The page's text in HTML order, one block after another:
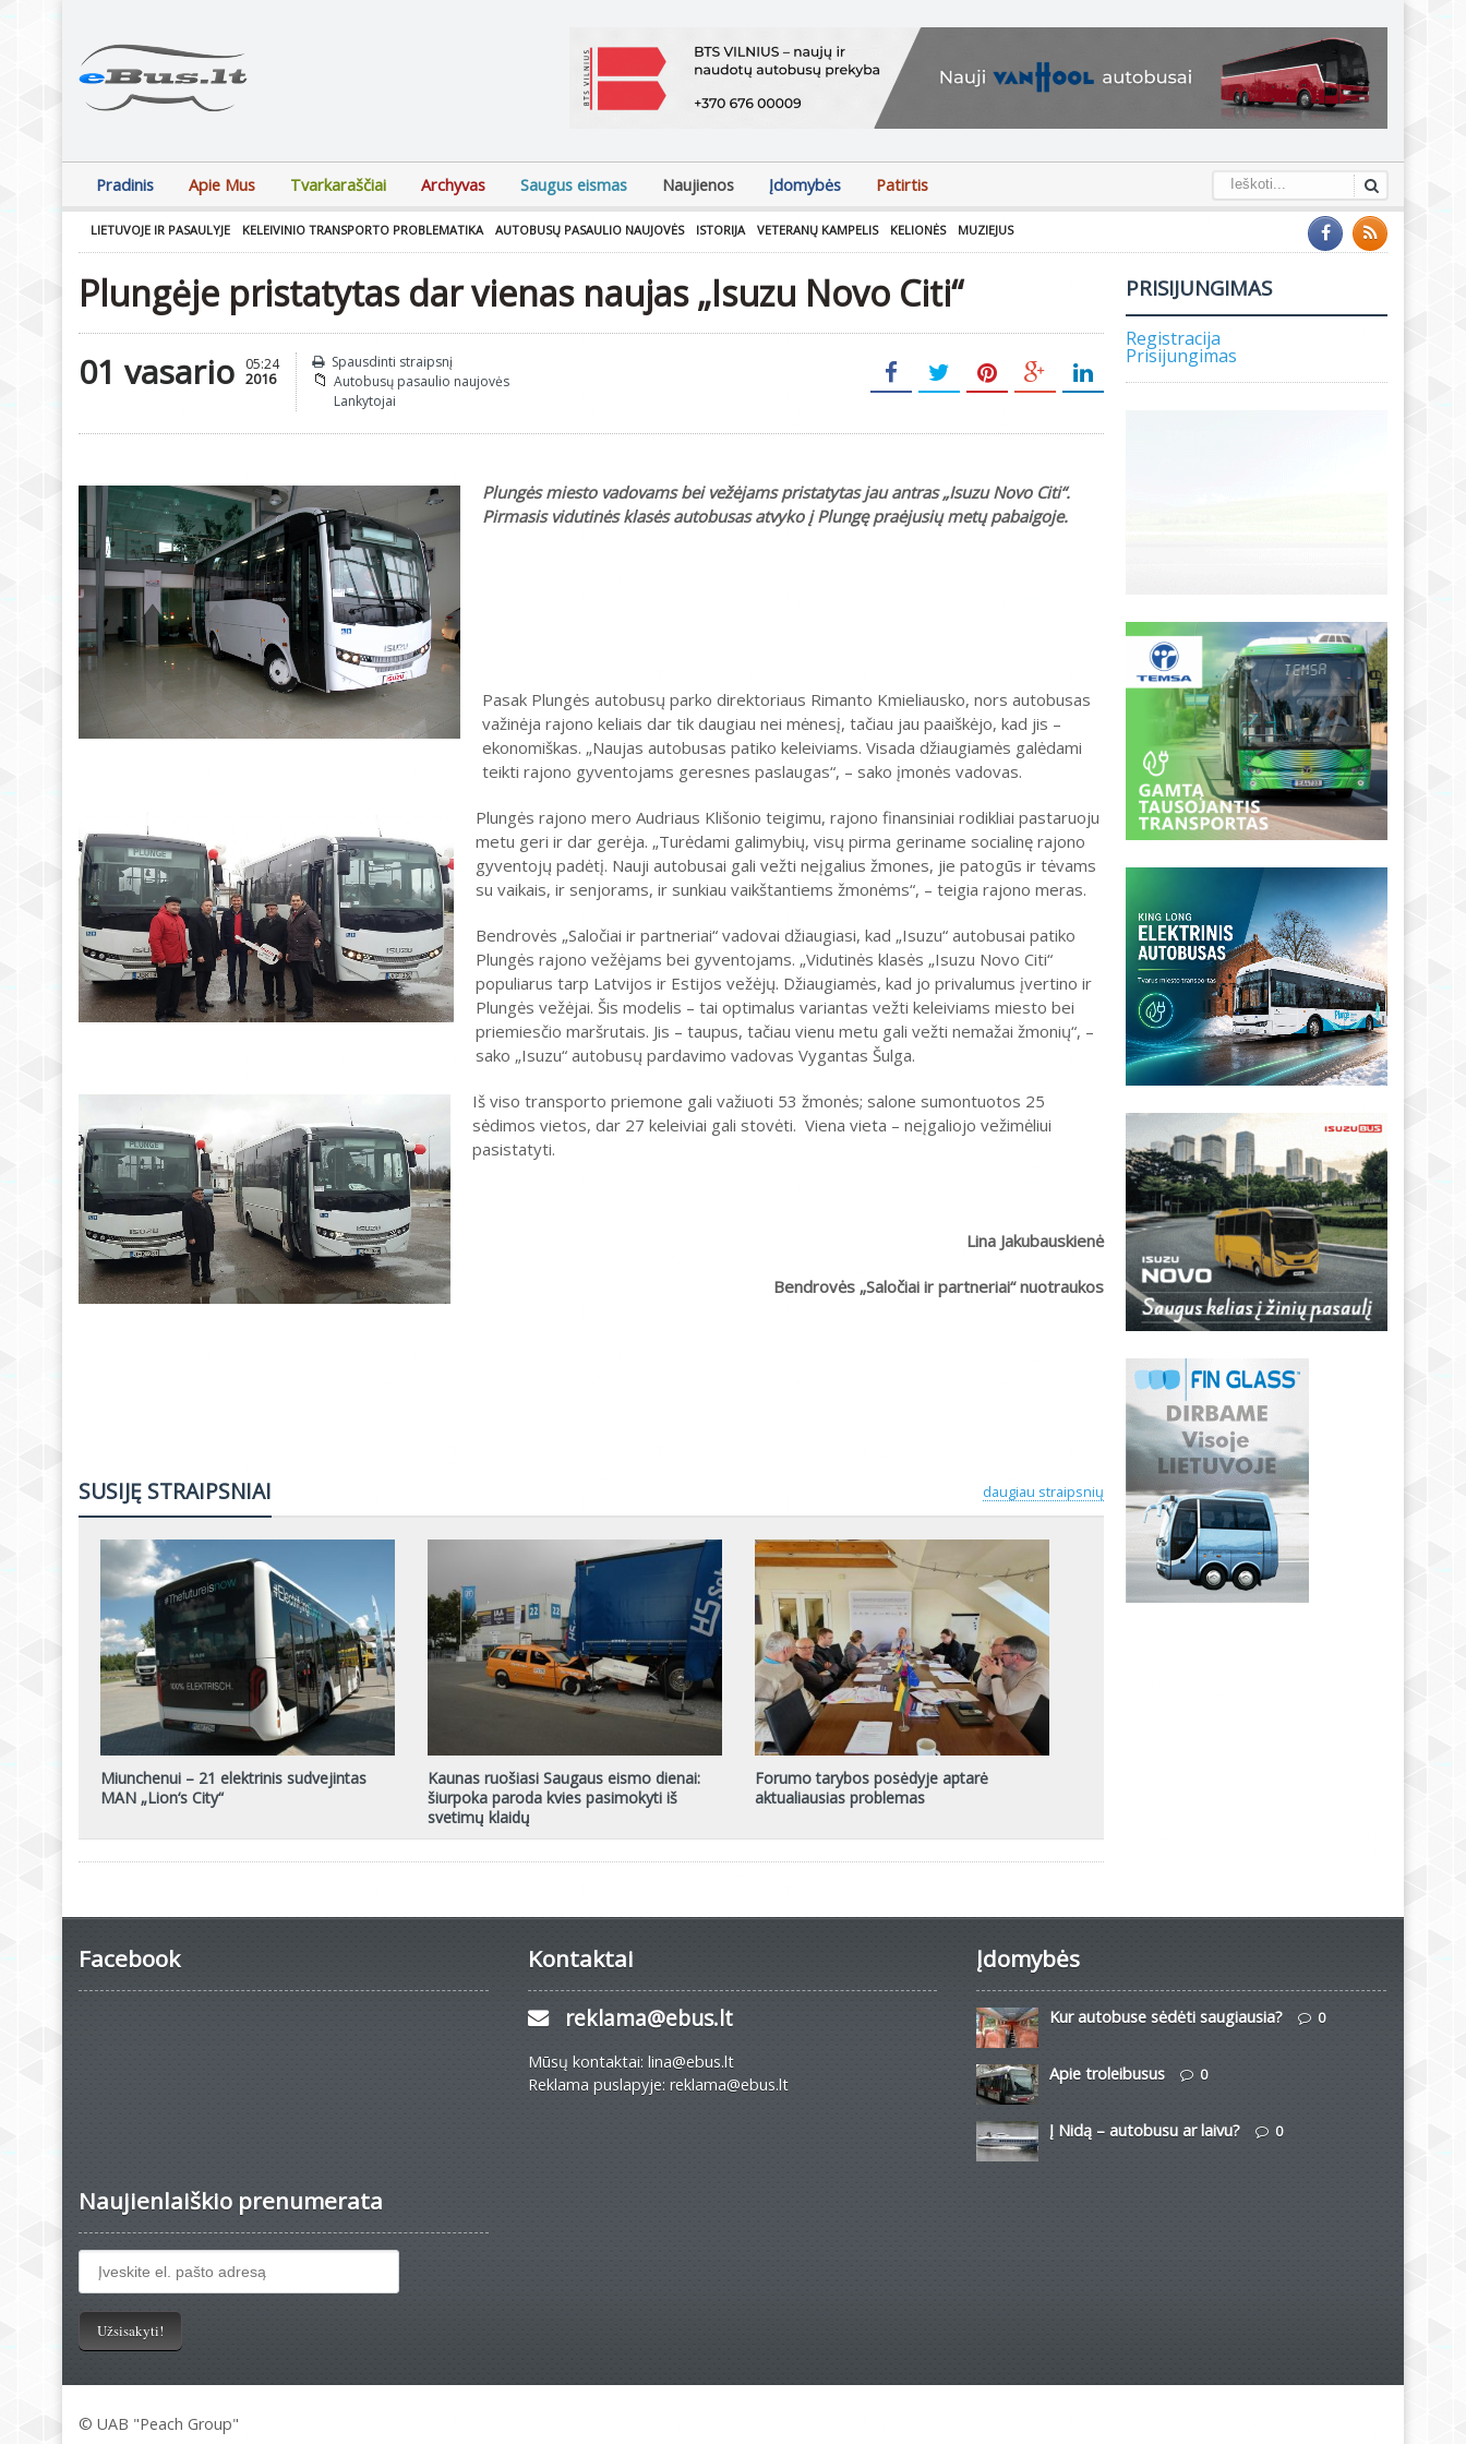
Pradinis Apie Mus Tvarkaraščiai Archyvas Saugus eismas Naujienos Įdomybės Patirtis
LIETUVOJE IR PASAULYJE KELEIVINIO TRANSPORTO PROBLEMATIKA AUTOBUSŲ PASAULIO NAUJOVĖS ISTORIJA VETERANŲ KAMPELIS KELIONĖS MUZIEJUS
Plungėje pristatytas dar vienas naujas „Isuzu Novo Citi“
01 vasario 05:24
2016
Spausdinti straipsnį
Autobusų pasaulio naujovės
Lankytojai
Plungės miesto vadovams bei vežėjams pristatytas jau antras „Isuzu Novo Citi“.
Pirmasis vidutinės klasės autobusas atvyko į Plungę praėjusių metų pabaigoje.
Pasak Plungės autobusų parko direktoriaus Rimanto Kmieliausko, nors autobusas
važinėja rajono keliais dar tik daugiau nei mėnesį, tačiau jau paaiškėjo, kad jis –
ekonomiškas. „Naujas autobusas patiko keleiviams. Visada džiaugiamės galėdami
teikti rajono gyventojams geresnes paslaugas“, – sako įmonės vadovas.
Plungės rajono mero Audriaus Klišonio teigimu, rajono finansiniai rodikliai pastaruoju
metu geri ir dar gerėja. „Turėdami galimybių, visų pirma geriname socialinę rajono
gyventojų padėtį. Nauji autobusai gali vežti neįgalius žmones, jie patogūs ir tėvams
su vaikais, ir senjorams, ir sunkiau vaikštantiems žmonėms“, – teigia rajono meras.
Bendrovės „Saločiai ir partneriai“ vadovai džiaugiasi, kad „Isuzu“ autobusai patiko
Plungės rajono vežėjams bei gyventojams. „Vidutinės klasės „Isuzu Novo Citi“
populiarus tarp Latvijos ir Estijos vežėjų. Džiaugiamės, kad jo privalumus įvertino ir
Plungės vežėjai. Šis modelis – tai optimalus variantas vežti keleiviams miesto bei
priemiesčio maršrutais. Jis – taupus, tačiau vienu metu gali vežti nemažai žmonių“, –
sako „Isuzu“ autobusų pardavimo vadovas Vygantas Šulga.
Iš viso transporto priemone gali važiuoti 53 žmonės; salone sumontuotos 25
sėdimos vietos, dar 27 keleiviai gali stovėti. Viena vieta – neįgaliojo vežimėliui
pasistatyti.
Lina Jakubauskienė
Bendrovės „Saločiai ir partneriai“ nuotraukos
daugiau straipsnių
SUSIJĘ STRAIPSNIAI
Miunchenui – 21 elektrinis sudvejintas
MAN „Lion‘s City“
Kaunas ruošiasi Saugaus eismo dienai:
šiurpoka paroda kvies pasimokyti iš
svetimų klaidų
Forumo tarybos posėdyje aptarė
aktualiausias problemas
PRISIJUNGIMAS
Registracija
Prisijungimas
Facebook Kontaktai
reklama@ebus.lt
Mūsų kontaktai: lina@ebus.lt
Reklama puslapyje: reklama@ebus.lt
Įdomybės
Kur autobuse sėdėti saugiausia? 0
Apie troleibusus 0
Į Nidą – autobusu ar laivu? 0
Naujienlaiškio prenumerata
© UAB "Peach Group"